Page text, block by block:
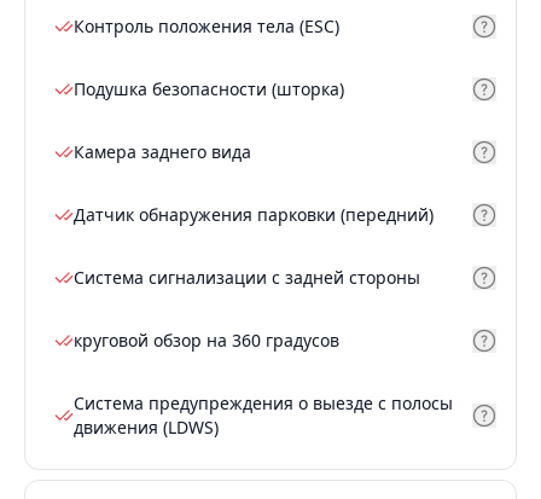
Контроль положения тела (ESC)
Подушка безопасности (шторка)
Камера заднего вида
Датчик обнаружения парковки (передний)
Система сигнализации с задней стороны
круговой обзор на 360 градусов
Система предупреждения о выезде с полосы
движения (LDWS)